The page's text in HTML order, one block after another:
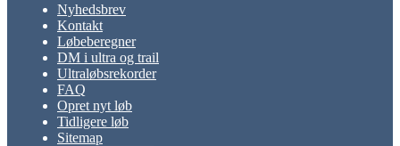
Nyhedsbrev
Kontakt
Løbeberegner
DM i ultra og trail
Ultraløbsrekorder
FAQ
Opret nyt løb
Tidligere løb
Sitemap